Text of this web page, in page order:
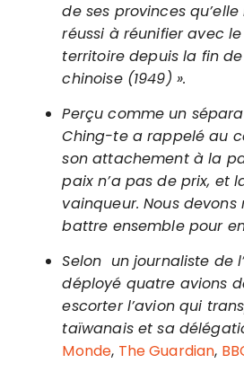
de ses provinces
réussi à réunifier avec
territoire depuis la fin
chinoise (1949) ».
Perçu comme un
Ching-te a rappelé au
son attachement à la
paix n’a pas de prix, et
vainqueur. Nous
battre ensemble pour
Selon un journaliste de
déployé quatre avions
escorter l’avion qui
taïwanais et sa
Monde, The Guardian,